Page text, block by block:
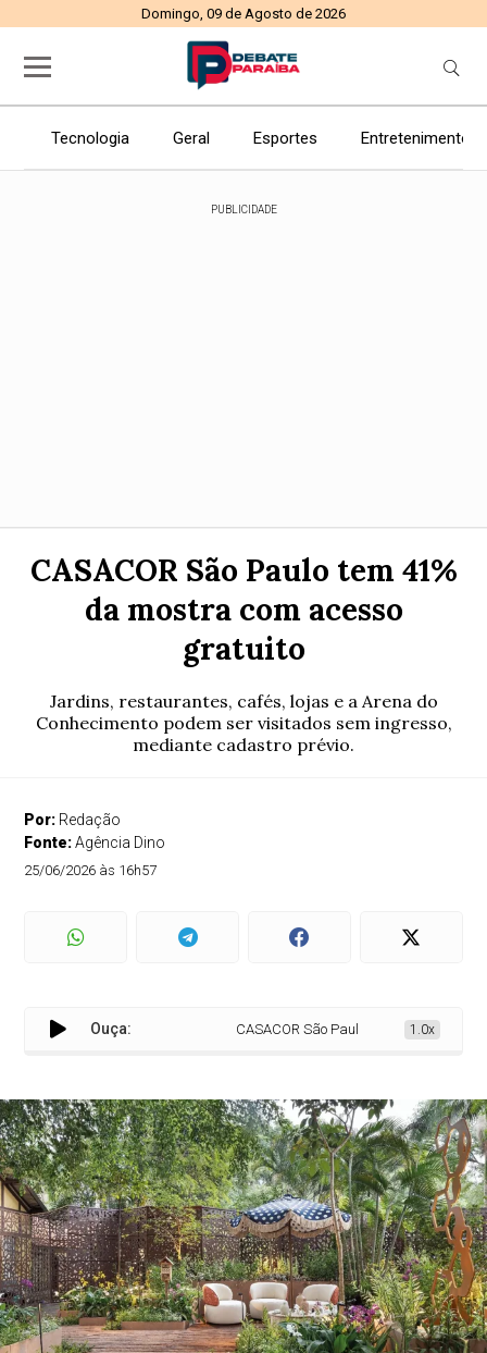
Domingo, 09 de Agosto de 2026
Tecnologia Geral Esportes Entretenimento
PUBLICIDADE
CASACOR São Paulo tem 41%
da mostra com acesso
gratuito
Jardins, restaurantes, cafés, lojas e a Arena do
Conhecimento podem ser visitados sem ingresso,
mediante cadastro prévio.
Por: Redação
Fonte:Agência Dino
25/06/2026 às 16h57
Ouça: CASACOR São Paulo tem 41% da mostra
1.0x